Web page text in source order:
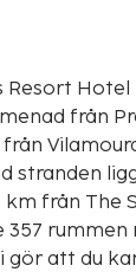
Resort
från
Vilamoura
stranden
km från The
357
gör att du